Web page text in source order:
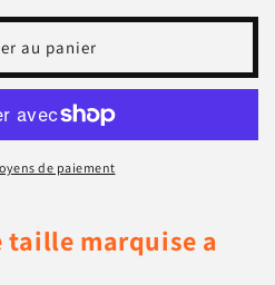
au panier
de paiement
marquise a